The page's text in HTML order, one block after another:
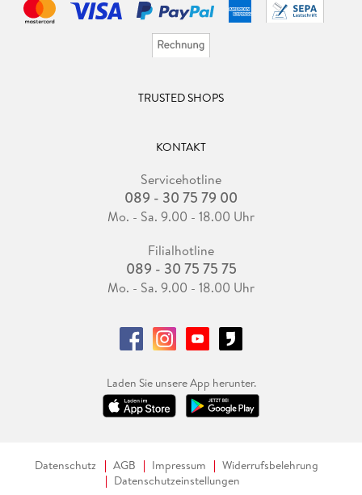
TRUSTED SHOPS
KONTAKT
Servicehotline
089 - 30 75 79 00
Mo. - Sa. 9.00 - 18.00 Uhr
Filialhotline
089 - 30 75 75 75
Mo. - Sa. 9.00 - 18.00 Uhr
Laden Sie unsere App herunter.
Datenschutz AGB Impressum
Widerrufsbelehrung
Datenschutzeinstellungen